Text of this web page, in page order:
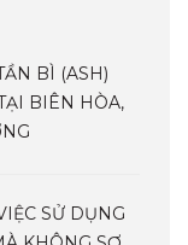
BÌ (ASH)
BIÊN HÒA,
SỬ DỤNG